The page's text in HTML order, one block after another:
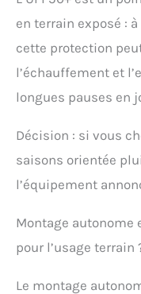
en terrain exposé :
cette protection
l’échauffement et
longues pauses en
Décision : si vous
saisons orientée
l’équipement
Montage autonome
pour l’usage terrain
Le montage